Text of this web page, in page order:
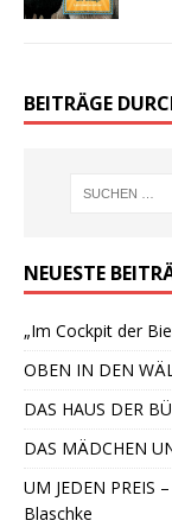
BEITRÄGE
NEUESTE
„Im Cockpit der
OBEN IN DEN
DAS HAUS DER
DAS MÄDCHEN
UM JEDEN PREIS
Blaschke